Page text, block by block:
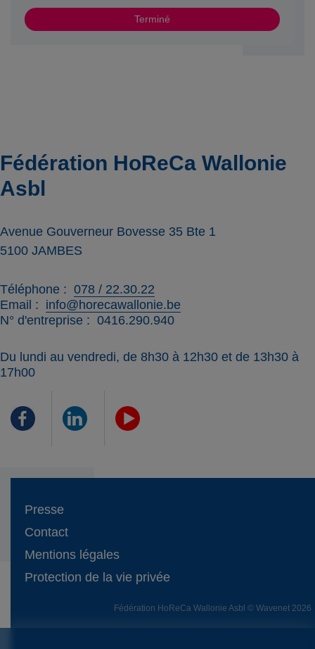
Terminé
Fédération HoReCa Wallonie
Asbl
Avenue Gouverneur Bovesse 35 Bte 1
5100 JAMBES
Téléphone
078 / 22.30.22
Email
info@horecawallonie.be
N° d'entreprise
0416.290.940
Du lundi au vendredi, de 8h30 à 12h30 et de 13h30 à
17h00
Presse
Contact
Mentions légales
Protection de la vie privée
Fédération HoReCa Wallonie Asbl © Wavenet 2026